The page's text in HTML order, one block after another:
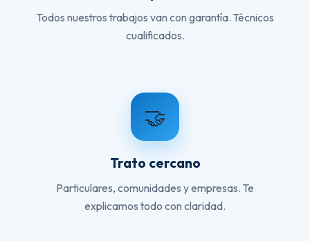
Todos nuestros trabajos van con garantía. Técnicos
cualificados.
🤝
Trato cercano
Particulares, comunidades y empresas. Te
explicamos todo con claridad.